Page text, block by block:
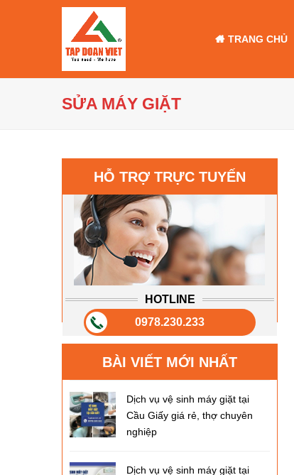
TRANG CHỦ
SỬA MÁY GIẶT
HỖ TRỢ TRỰC TUYẾN
HOTLINE
0978.230.233
BÀI VIẾT MỚI NHẤT
Dịch vụ vệ sinh máy giặt tại
Cầu Giấy giá rẻ, thợ chuyên
nghiệp
Dịch vụ vệ sinh máy giặt tại